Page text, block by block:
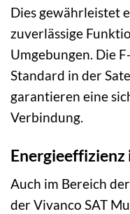
Dies gewährleistet
zuverlässige
Umgebungen. Die
Standard in der
garantieren eine
Verbindung.
Energieeffizienz
Auch im Bereich
der Vivanco SAT